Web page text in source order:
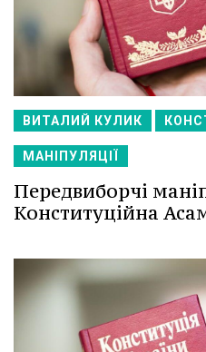
ВИТАЛИЙ КУЛИК
МАНІПУЛЯЦІЇ
Передвиборчі
Конституційна